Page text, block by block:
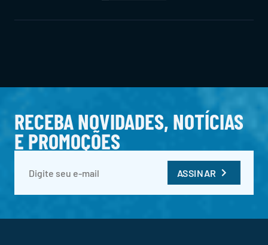
RECEBA NOVIDADES, NOTÍCIAS
E PROMOÇÕES
ASSINAR